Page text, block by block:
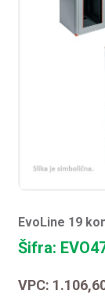
EvoLine 19
Šifra:
VPC: